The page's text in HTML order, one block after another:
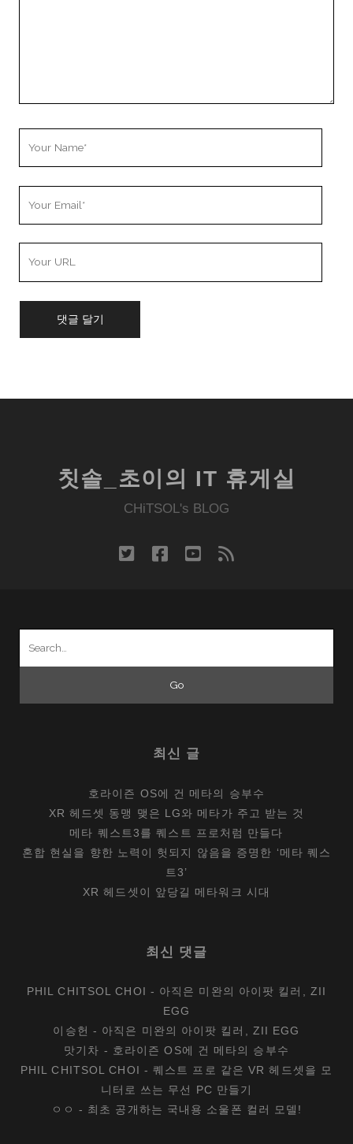
칫솔_초이의 IT 휴게실
CHiTSOL's BLOG
twitterfacebook
youtube
rss
최신 글
호라이즌 OS에 건 메타의 승부수
XR 헤드셋 동맹 맺은 LG와 메타가 주고 받는 것
메타 퀘스트3를 퀘스트 프로처럼 만들다
혼합 현실을 향한 노력이 헛되지 않음을 증명한 ‘메타 퀘스
트3’
XR 헤드셋이 앞당길 메타워크 시대
최신 댓글
PHIL CHITSOL CHOI - 아직은 미완의 아이팟 킬러, ZII
EGG
이승헌 - 아직은 미완의 아이팟 킬러, ZII EGG
맛기차 - 호라이즌 OS에 건 메타의 승부수
PHIL CHITSOL CHOI -퀘스트 프로 같은 VR 헤드셋을 모
니터로 쓰는 무선 PC 만들기
ㅇㅇ - 최초 공개하는 국내용 소울폰 컬러 모델!